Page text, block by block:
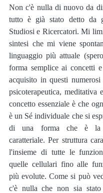
Non c'è nulla di nuovo da
tutto è già stato detto da
Studiosi e Ricercatori. Mi
sintesi che mi viene
linguaggio più attuale
forma semplice ai concetti
acquisito in questi
psicoterapeutica, meditativa
concetto essenziale è che
è un Sé individuale che si
di una forma che è la
caratteriale. Per struttura
l'insieme di tutte le
quelle cellulari fino alle
più evolute. Come si può
c'è nulla che non sia stato